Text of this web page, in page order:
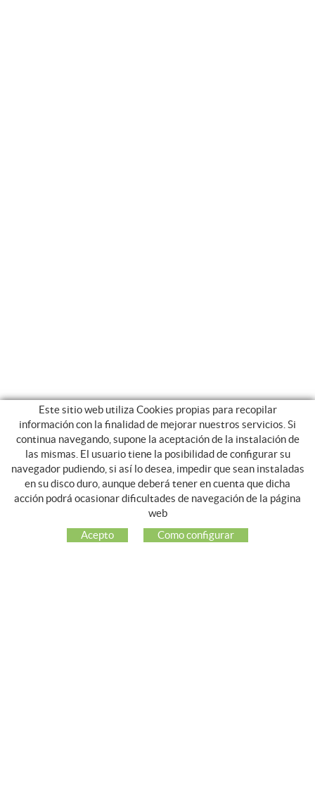
NOSOTROS
EMPRESA
MI CUENTA
Este sitio web utiliza Cookies propias para recopilar
información con la finalidad de mejorar nuestros servicios. Si
continua navegando, supone la aceptación de la instalación de
las mismas. El usuario tiene la posibilidad de configurar su
navegador pudiendo, si así lo desea, impedir que sean instaladas
en su disco duro, aunque deberá tener en cuenta que dicha
acción podrá ocasionar dificultades de navegación de la página
web
Acepto
Como configurar